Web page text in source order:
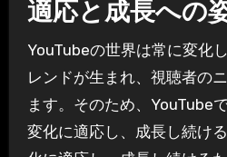
適応と成長への
YouTubeの世界は常に変化
レンドが生まれ、視聴者の
ます。そのため、YouTube
変化に適応し、成長し続け